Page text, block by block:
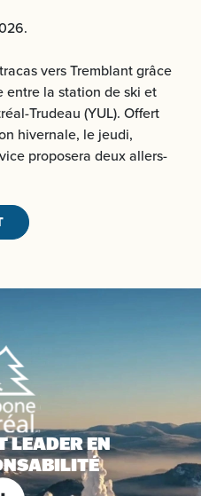
vers Tremblant grâce
entre la station de ski et
Trudeau (YUL). Offert
hivernale, le jeudi,
proposera deux allers-
LEADER EN